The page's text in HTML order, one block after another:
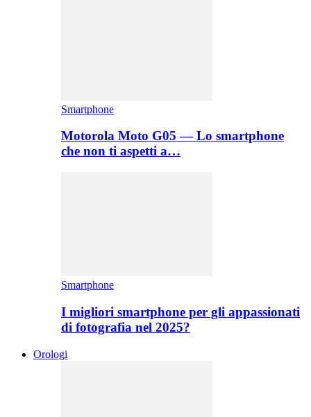
Smartphone
Motorola Moto G05 — Lo smartphone
che non ti aspetti a…
Smartphone
I migliori smartphone per gli appassionati
di fotografia nel 2025?
Orologi